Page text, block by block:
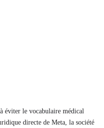
éviter le vocabulaire médical
directe de Meta, la société